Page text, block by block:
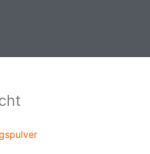
i